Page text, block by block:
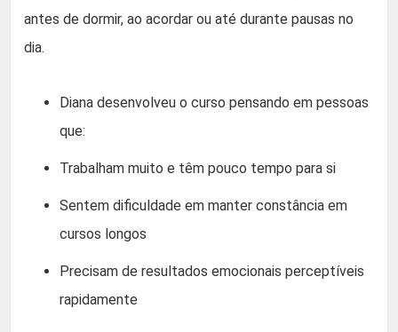
antes de dormir, ao acordar ou até durante pausas no
dia.
Diana desenvolveu o curso pensando em pessoas
que:
Trabalham muito e têm pouco tempo para si
Sentem dificuldade em manter constância em
cursos longos
Precisam de resultados emocionais perceptíveis
rapidamente